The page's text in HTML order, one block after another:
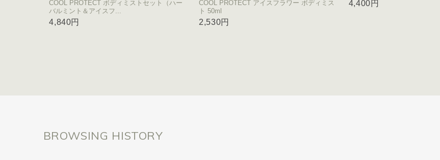
COOL PROTECT ボディミストセット（ハー
バルミント＆アイスフ...
4,840円
COOL PROTECT アイスフラワー ボディミス
ト 50ml
2,530円
4,400円
BROWSING HISTORY